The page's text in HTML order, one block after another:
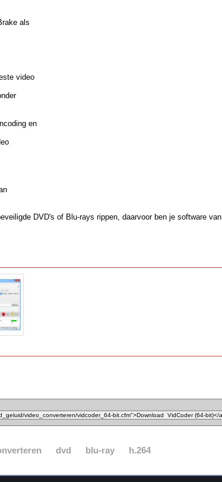
als
video
en
DVD's of Blu-rays rippen, daarvoor ben je software van
dvd blu-ray h.264